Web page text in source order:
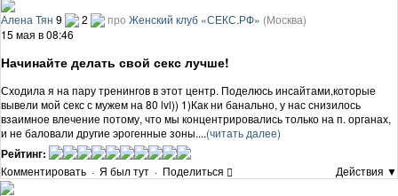
Алена Тян 9 2 про Женский клуб «СЕКС.РФ» (Москва)
15 мая в 08:46
Начинайте делать свой секс лучше!
Сходила я на пару тренингов в этот центр. Поделюсь инсайтами,которые
вывели мой секс с мужем на 80 lvl)) 1)Как ни банально, у нас снизилось
взаимное влечение потому, что мы концентрировались только на п. органах,
и не баловали другие эрогенные зоны....(читать далее)
Рейтинг:
Комментировать · Я был тут · Поделиться Действия ▼